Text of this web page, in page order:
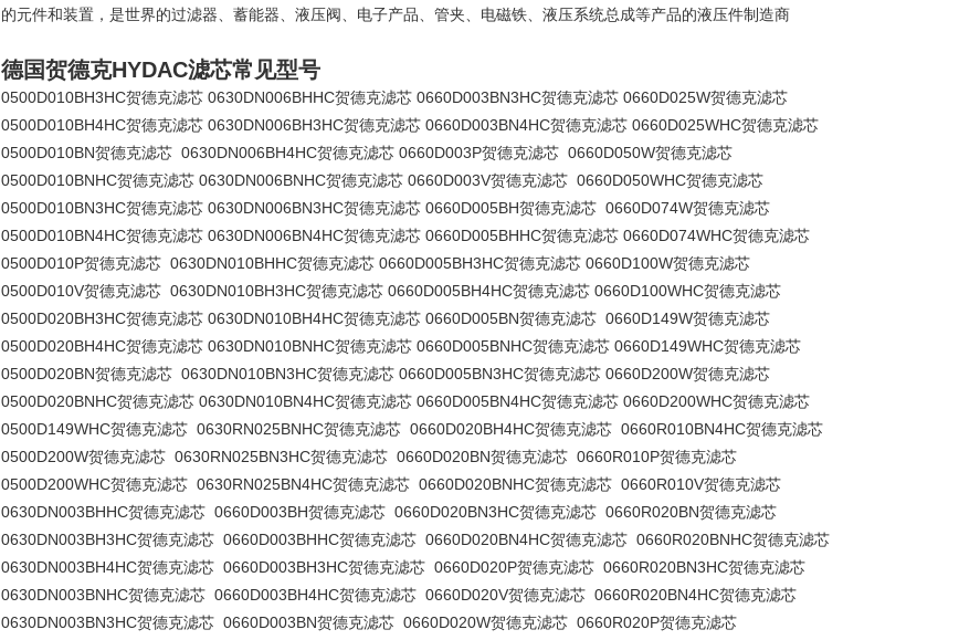
的元件和装置，是世界的过滤器、蓄能器、液压阀、电子产品、管夹、电磁铁、液压系统总成等产品的液压件制造商
德国贺德克HYDAC滤芯常见型号
0500D010BH3HC贺德克滤芯 0630DN006BHHC贺德克滤芯 0660D003BN3HC贺德克滤芯 0660D025W贺德克滤芯
0500D010BH4HC贺德克滤芯 0630DN006BH3HC贺德克滤芯 0660D003BN4HC贺德克滤芯 0660D025WHC贺德克滤芯
0500D010BN贺德克滤芯 0630DN006BH4HC贺德克滤芯 0660D003P贺德克滤芯 0660D050W贺德克滤芯
0500D010BNHC贺德克滤芯 0630DN006BNHC贺德克滤芯 0660D003V贺德克滤芯 0660D050WHC贺德克滤芯
0500D010BN3HC贺德克滤芯 0630DN006BN3HC贺德克滤芯 0660D005BH贺德克滤芯 0660D074W贺德克滤芯
0500D010BN4HC贺德克滤芯 0630DN006BN4HC贺德克滤芯 0660D005BHHC贺德克滤芯 0660D074WHC贺德克滤芯
0500D010P贺德克滤芯 0630DN010BHHC贺德克滤芯 0660D005BH3HC贺德克滤芯 0660D100W贺德克滤芯
0500D010V贺德克滤芯 0630DN010BH3HC贺德克滤芯 0660D005BH4HC贺德克滤芯 0660D100WHC贺德克滤芯
0500D020BH3HC贺德克滤芯 0630DN010BH4HC贺德克滤芯 0660D005BN贺德克滤芯 0660D149W贺德克滤芯
0500D020BH4HC贺德克滤芯 0630DN010BNHC贺德克滤芯 0660D005BNHC贺德克滤芯 0660D149WHC贺德克滤芯
0500D020BN贺德克滤芯 0630DN010BN3HC贺德克滤芯 0660D005BN3HC贺德克滤芯 0660D200W贺德克滤芯
0500D020BNHC贺德克滤芯 0630DN010BN4HC贺德克滤芯 0660D005BN4HC贺德克滤芯 0660D200WHC贺德克滤芯
0500D149WHC贺德克滤芯 0630RN025BNHC贺德克滤芯 0660D020BH4HC贺德克滤芯 0660R010BN4HC贺德克滤芯
0500D200W贺德克滤芯 0630RN025BN3HC贺德克滤芯 0660D020BN贺德克滤芯 0660R010P贺德克滤芯
0500D200WHC贺德克滤芯 0630RN025BN4HC贺德克滤芯 0660D020BNHC贺德克滤芯 0660R010V贺德克滤芯
0630DN003BHHC贺德克滤芯 0660D003BH贺德克滤芯 0660D020BN3HC贺德克滤芯 0660R020BN贺德克滤芯
0630DN003BH3HC贺德克滤芯 0660D003BHHC贺德克滤芯 0660D020BN4HC贺德克滤芯 0660R020BNHC贺德克滤芯
0630DN003BH4HC贺德克滤芯 0660D003BH3HC贺德克滤芯 0660D020P贺德克滤芯 0660R020BN3HC贺德克滤芯
0630DN003BNHC贺德克滤芯 0660D003BH4HC贺德克滤芯 0660D020V贺德克滤芯 0660R020BN4HC贺德克滤芯
0630DN003BN3HC贺德克滤芯 0660D003BN贺德克滤芯 0660D020W贺德克滤芯 0660R020P贺德克滤芯